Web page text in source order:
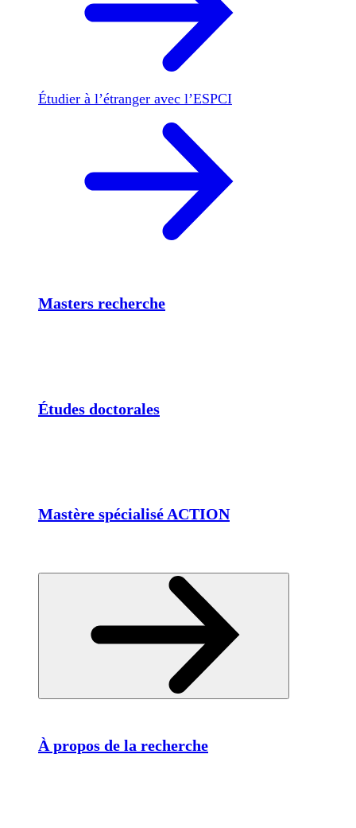
Étudier à l’étranger avec l’ESPCI
Masters recherche
Études doctorales
Mastère spécialisé ACTION
À propos de la recherche